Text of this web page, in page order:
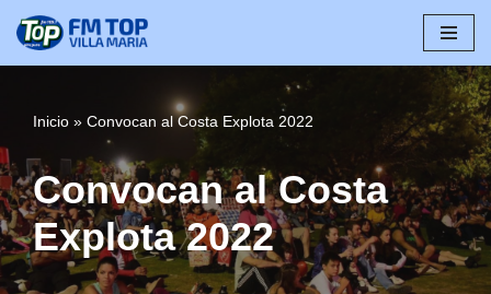
Inicio » Convocan al Costa Explota 2022
Convocan al Costa
Explota 2022